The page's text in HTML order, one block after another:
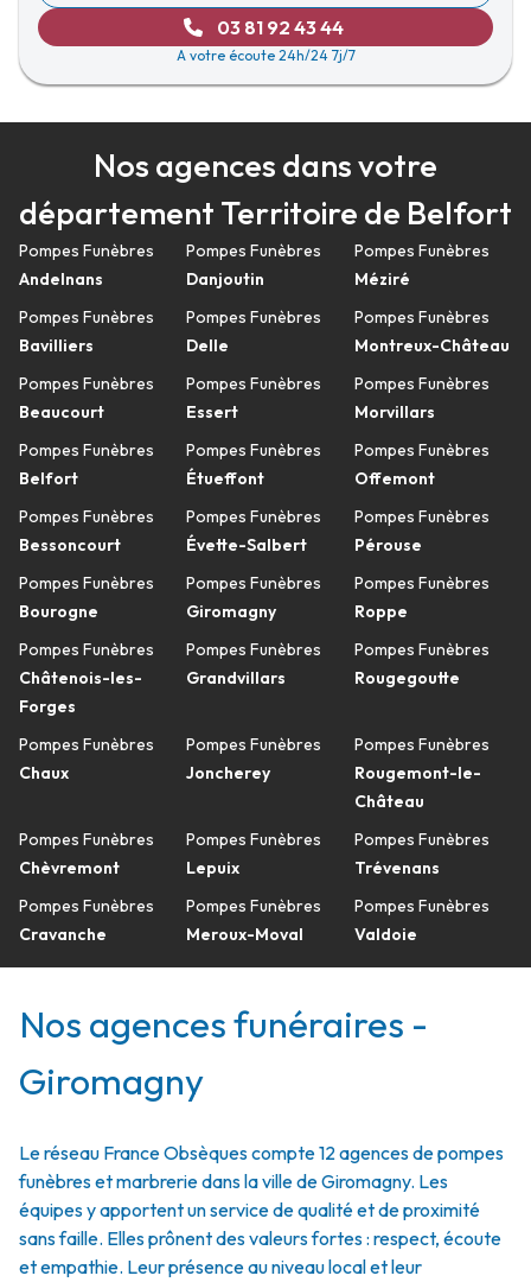
03 81 92 43 44
A votre écoute 24h/24 7j/7
Nos agences dans votre
département Territoire de Belfort
Pompes Funèbres
Andelnans
Pompes Funèbres
Bavilliers
Pompes Funèbres
Beaucourt
Pompes Funèbres
Belfort
Pompes Funèbres
Bessoncourt
Pompes Funèbres
Bourogne
Pompes Funèbres
Châtenois-les-
Forges
Pompes Funèbres
Chaux
Pompes Funèbres
Chèvremont
Pompes Funèbres
Cravanche
Pompes Funèbres
Danjoutin
Pompes Funèbres
Delle
Pompes Funèbres
Essert
Pompes Funèbres
Étueffont
Pompes Funèbres
Évette-Salbert
Pompes Funèbres
Giromagny
Pompes Funèbres
Grandvillars
Pompes Funèbres
Joncherey
Pompes Funèbres
Lepuix
Pompes Funèbres
Meroux-Moval
Pompes Funèbres
Méziré
Pompes Funèbres
Montreux-Château
Pompes Funèbres
Morvillars
Pompes Funèbres
Offemont
Pompes Funèbres
Pérouse
Pompes Funèbres
Roppe
Pompes Funèbres
Rougegoutte
Pompes Funèbres
Rougemont-le-
Château
Pompes Funèbres
Trévenans
Pompes Funèbres
Valdoie
Nos agences funéraires -
Giromagny
Le réseau France Obsèques compte 12 agences de pompes
funèbres et marbrerie dans la ville de Giromagny. Les
équipes y apportent un service de qualité et de proximité
sans faille. Elles prônent des valeurs fortes : respect, écoute
et empathie. Leur présence au niveau local et leur